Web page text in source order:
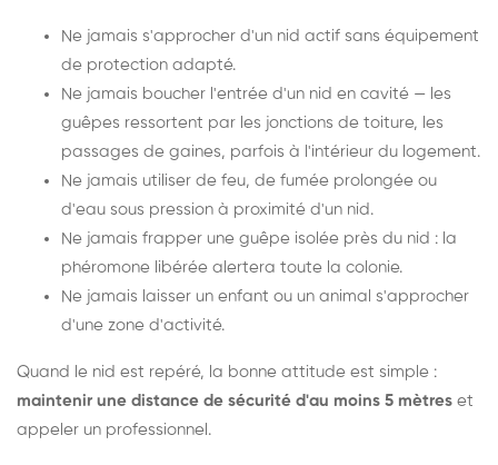
Ne jamais s'approcher d'un nid actif sans équipement
de protection adapté.
Ne jamais boucher l'entrée d'un nid en cavité — les
guêpes ressortent par les jonctions de toiture, les
passages de gaines, parfois à l'intérieur du logement.
Ne jamais utiliser de feu, de fumée prolongée ou
d'eau sous pression à proximité d'un nid.
Ne jamais frapper une guêpe isolée près du nid : la
phéromone libérée alertera toute la colonie.
Ne jamais laisser un enfant ou un animal s'approcher
d'une zone d'activité.
Quand le nid est repéré, la bonne attitude est simple :
maintenir une distance de sécurité d'au moins 5 mètres et
appeler un professionnel.